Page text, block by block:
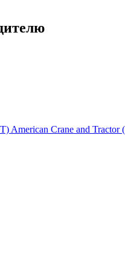
American Crane and Tractor